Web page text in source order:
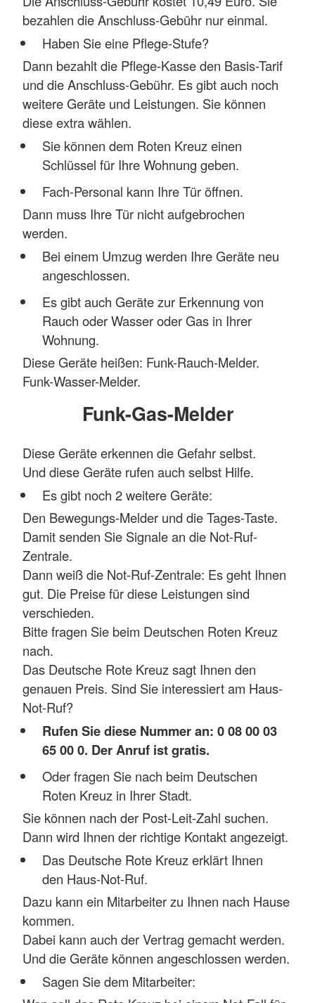
bezahlen die Anschluss-Gebühr nur einmal.
Haben Sie eine Pflege-Stufe?
Dann bezahlt die Pflege-Kasse den Basis-Tarif
und die Anschluss-Gebühr. Es gibt auch noch
weitere Geräte und Leistungen. Sie können
diese extra wählen.
Sie können dem Roten Kreuz einen
Schlüssel für Ihre Wohnung geben.
Fach-Personal kann Ihre Tür öffnen.
Dann muss Ihre Tür nicht aufgebrochen
werden.
Bei einem Umzug werden Ihre Geräte neu
angeschlossen.
Es gibt auch Geräte zur Erkennung von
Rauch oder Wasser oder Gas in Ihrer
Wohnung.
Diese Geräte heißen: Funk-Rauch-Melder.
Funk-Wasser-Melder.
Funk-Gas-Melder
Diese Geräte erkennen die Gefahr selbst.
Und diese Geräte rufen auch selbst Hilfe.
Es gibt noch 2 weitere Geräte:
Den Bewegungs-Melder und die Tages-Taste.
Damit senden Sie Signale an die Not-Ruf-
Zentrale.
Dann weiß die Not-Ruf-Zentrale: Es geht Ihnen
gut. Die Preise für diese Leistungen sind
verschieden.
Bitte fragen Sie beim Deutschen Roten Kreuz
nach.
Das Deutsche Rote Kreuz sagt Ihnen den
genauen Preis. Sind Sie interessiert am Haus-
Not-Ruf?
Rufen Sie diese Nummer an: 0 08 00 03
65 00 0. Der Anruf ist gratis.
Oder fragen Sie nach beim Deutschen
Roten Kreuz in Ihrer Stadt.
Sie können nach der Post-Leit-Zahl suchen.
Dann wird Ihnen der richtige Kontakt angezeigt.
Das Deutsche Rote Kreuz erklärt Ihnen
den Haus-Not-Ruf.
Dazu kann ein Mitarbeiter zu Ihnen nach Hause
kommen.
Dabei kann auch der Vertrag gemacht werden.
Und die Geräte können angeschlossen werden.
Sagen Sie dem Mitarbeiter: